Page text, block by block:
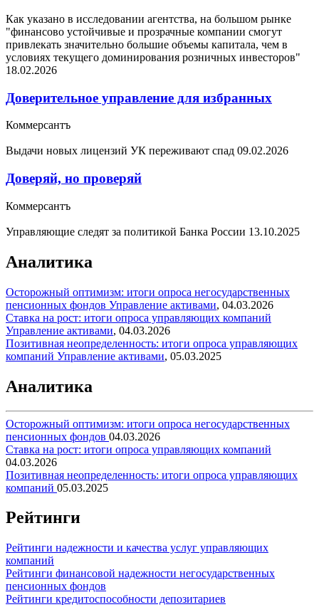
Как указано в исследовании агентства, на большом рынке
"финансово устойчивые и прозрачные компании смогут
привлекать значительно большие объемы капитала, чем в
условиях текущего доминирования розничных инвесторов"
18.02.2026
Доверительное управление для избранных
Коммерсантъ
Выдачи новых лицензий УК переживают спад 09.02.2026
Доверяй, но проверяй
Коммерсантъ
Управляющие следят за политикой Банка России 13.10.2025
Аналитика
Осторожный оптимизм: итоги опроса негосударственных
пенсионных фондов Управление активами, 04.03.2026
Ставка на рост: итоги опроса управляющих компаний
Управление активами, 04.03.2026
Позитивная неопределенность: итоги опроса управляющих
компаний Управление активами, 05.03.2025
Аналитика
Осторожный оптимизм: итоги опроса негосударственных
пенсионных фондов 04.03.2026
Ставка на рост: итоги опроса управляющих компаний
04.03.2026
Позитивная неопределенность: итоги опроса управляющих
компаний 05.03.2025
Рейтинги
Рейтинги надежности и качества услуг управляющих
компаний
Рейтинги финансовой надежности негосударственных
пенсионных фондов
Рейтинги кредитоспособности депозитариев